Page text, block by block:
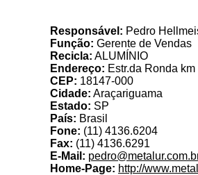
Responsável: Pedro
Função: Gerente de Vendas
Recicla: ALUMÍNIO
Endereço: Estr.da Ronda km
CEP: 18147-000
Cidade: Araçariguama
Estado: SP
País: Brasil
Fone: (11) 4136.6204
Fax: (11) 4136.6291
E-Mail:
Home-Page: http://